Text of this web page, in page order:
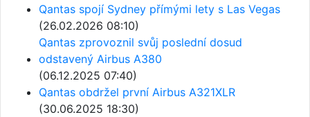
Qantas spojí Sydney přímými lety s Las Vegas
(26.02.2026 08:10)
Qantas zprovoznil svůj poslední dosud
odstavený Airbus A380
(06.12.2025 07:40)
Qantas obdržel první Airbus A321XLR
(30.06.2025 18:30)